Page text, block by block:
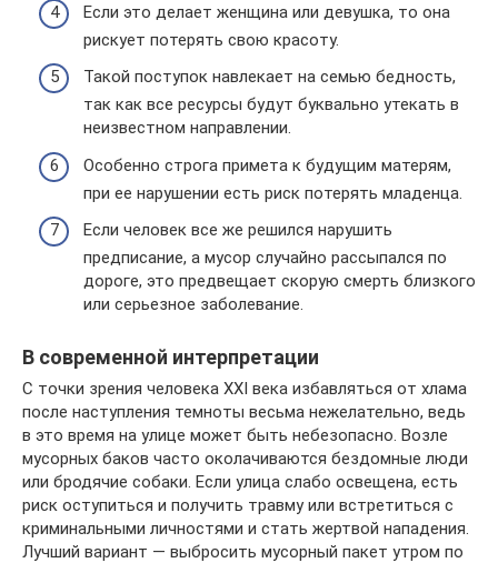
Если это делает женщина или девушка, то она
рискует потерять свою красоту.
Такой поступок навлекает на семью бедность,
так как все ресурсы будут буквально утекать в
неизвестном направлении.
Особенно строга примета к будущим матерям,
при ее нарушении есть риск потерять младенца.
Если человек все же решился нарушить
предписание, а мусор случайно рассыпался по
дороге, это предвещает скорую смерть близкого
или серьезное заболевание.
В современной интерпретации
С точки зрения человека XXI века избавляться от хлама
после наступления темноты весьма нежелательно, ведь
в это время на улице может быть небезопасно. Возле
мусорных баков часто околачиваются бездомные люди
или бродячие собаки. Если улица слабо освещена, есть
риск оступиться и получить травму или встретиться с
криминальными личностями и стать жертвой нападения.
Лучший вариант — выбросить мусорный пакет утром по